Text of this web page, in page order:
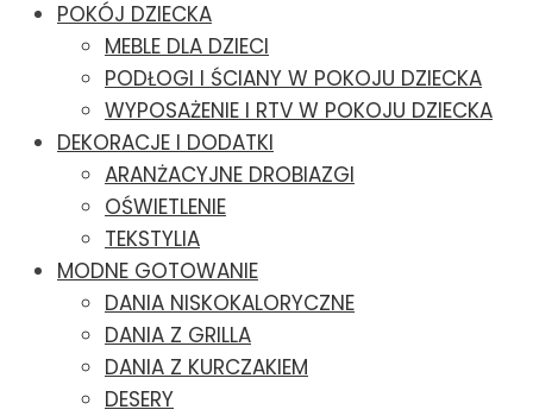
POKÓJ DZIECKA
MEBLE DLA DZIECI
PODŁOGI I ŚCIANY W POKOJU DZIECKA
WYPOSAŻENIE I RTV W POKOJU DZIECKA
DEKORACJE I DODATKI
ARANŻACYJNE DROBIAZGI
OŚWIETLENIE
TEKSTYLIA
MODNE GOTOWANIE
DANIA NISKOKALORYCZNE
DANIA Z GRILLA
DANIA Z KURCZAKIEM
DESERY